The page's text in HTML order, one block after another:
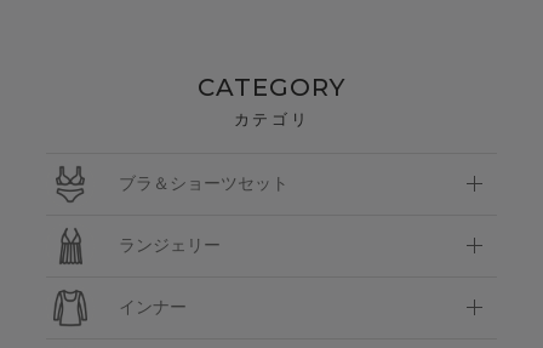
CATEGORY
カテゴリ
ブラ＆ショーツセット
ランジェリー
インナー